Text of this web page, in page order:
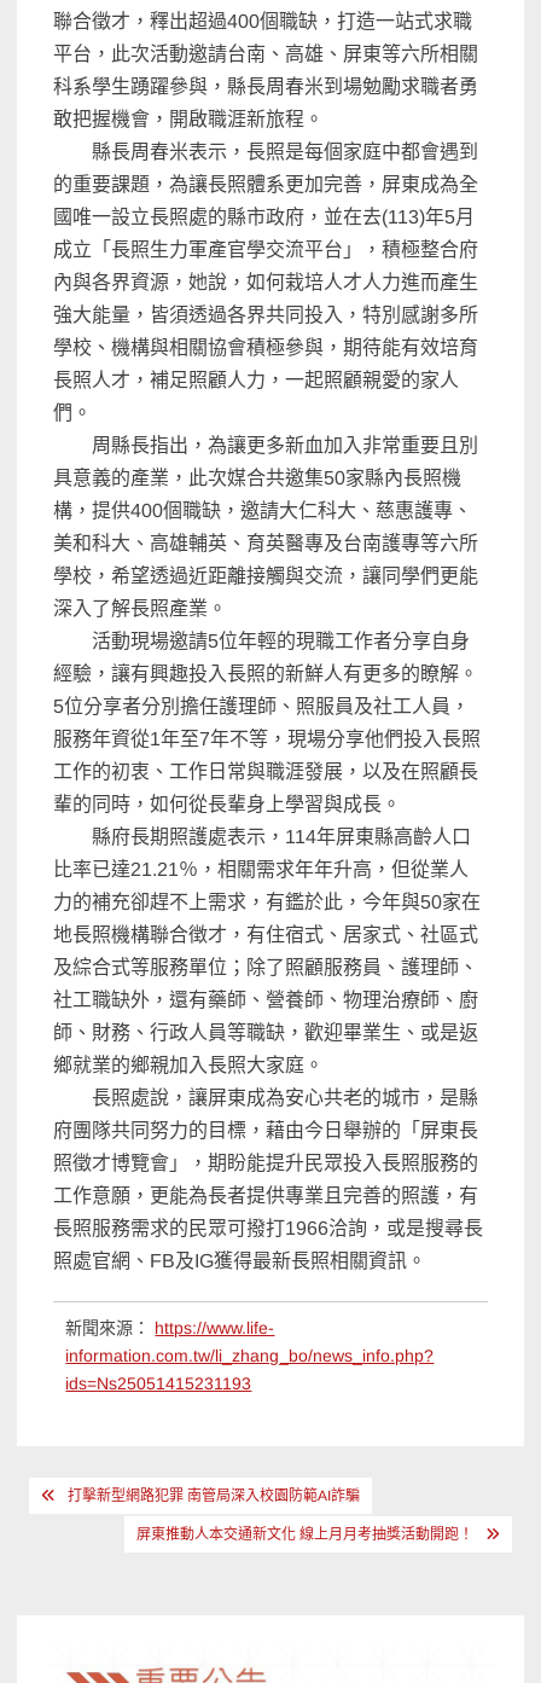
聯合徵才，釋出超過400個職缺，打造一站式求職
平台，此次活動邀請台南、高雄、屏東等六所相關
科系學生踴躍參與，縣長周春米到場勉勵求職者勇
敢把握機會，開啟職涯新旅程。
縣長周春米表示，長照是每個家庭中都會遇到
的重要課題，為讓長照體系更加完善，屏東成為全
國唯一設立長照處的縣市政府，並在去(113)年5月
成立「長照生力軍產官學交流平台」，積極整合府
內與各界資源，她說，如何栽培人才人力進而產生
強大能量，皆須透過各界共同投入，特別感謝多所
學校、機構與相關協會積極參與，期待能有效培育
長照人才，補足照顧人力，一起照顧親愛的家人
們。
周縣長指出，為讓更多新血加入非常重要且別
具意義的產業，此次媒合共邀集50家縣內長照機
構，提供400個職缺，邀請大仁科大、慈惠護專、
美和科大、高雄輔英、育英醫專及台南護專等六所
學校，希望透過近距離接觸與交流，讓同學們更能
深入了解長照產業。
活動現場邀請5位年輕的現職工作者分享自身
經驗，讓有興趣投入長照的新鮮人有更多的瞭解。
5位分享者分別擔任護理師、照服員及社工人員，
服務年資從1年至7年不等，現場分享他們投入長照
工作的初衷、工作日常與職涯發展，以及在照顧長
輩的同時，如何從長輩身上學習與成長。
縣府長期照護處表示，114年屏東縣高齡人口
比率已達21.21％，相關需求年年升高，但從業人
力的補充卻趕不上需求，有鑑於此，今年與50家在
地長照機構聯合徴才，有住宿式、居家式、社區式
及綜合式等服務單位；除了照顧服務員、護理師、
社工職缺外，還有藥師、營養師、物理治療師、廚
師、財務、行政人員等職缺，歡迎畢業生、或是返
鄉就業的鄉親加入長照大家庭。
長照處說，讓屏東成為安心共老的城市，是縣
府團隊共同努力的目標，藉由今日舉辦的「屏東長
照徵才博覽會」，期盼能提升民眾投入長照服務的
工作意願，更能為長者提供專業且完善的照護，有
長照服務需求的民眾可撥打1966洽詢，或是搜尋長
照處官網、FB及IG獲得最新長照相關資訊。
新聞來源： https://www.life-
information.com.tw/li_zhang_bo/news_info.php?
ids=Ns25051415231193
文 打擊新型網路犯罪 南管局深入校園防範AI詐騙
屏東推動人本交通新文化 線上月月考抽獎活動開跑！